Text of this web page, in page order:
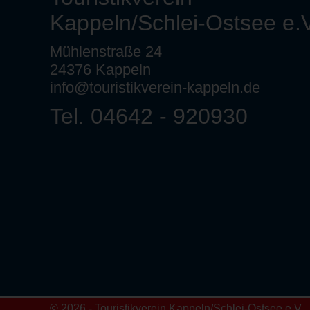
Kappeln/Schlei-Ostsee
Mühlenstraße 24
24376 Kappeln
info@touristikverein-kappeln.de
Tel. 04642 - 920930